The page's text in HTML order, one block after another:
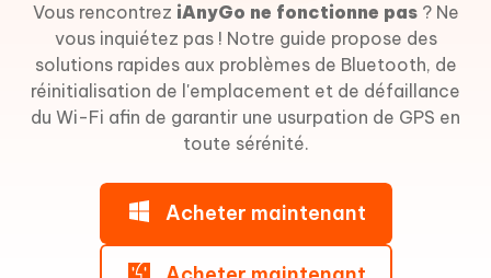
PDNob
PDF
Editor
New
Vous rencontrez iAnyGo ne fonctionne pas? Ne
vous inquiétez pas ! Notre guide propose des
solutions rapides aux problèmes de Bluetooth, de
réinitialisation de l'emplacement et de défaillance
du Wi-Fi afin de garantir une usurpation de GPS en
toute sérénité.
Acheter maintenant
courants
solutions
Q1:Comment
résoudre